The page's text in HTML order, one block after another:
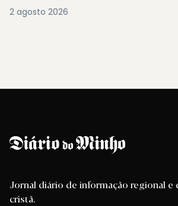
2 agosto 2026
Jornal diário de informação regional e
cristã.